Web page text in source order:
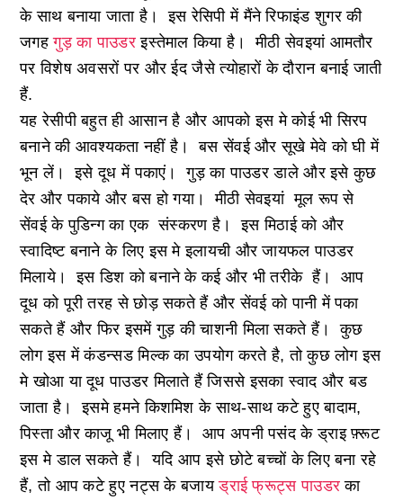
के साथ बनाया जाता है। इस रेसिपी में मैंने रिफाइंड शुगर की
जगहगुड़ का पाउडरइस्तेमाल किया है। मीठी सेवइयां आमतौर
पर विशेष अवसरों पर और ईद जैसे त्योहारों के दौरान बनाई जाती
हैं.
यह रेसीपी बहुत ही आसान है और आपको इस मे कोई भी सिरप
बनाने की आवश्यकता नहीं है। बस सेंवई और सूखे मेवे को घी में
भून लें। इसे दूध में पकाएं। गुड़ का पाउडर डाले और इसे कुछ
देर और पकाये और बस हो गया। मीठी सेवइयां मूल रूप से
सेंवई के पुडिन्ग का एक संस्करण है। इस मिठाई को और
स्वादिष्ट बनाने के लिए इस मे इलायची और जायफल पाउडर
मिलाये। इस डिश को बनाने के कई और भी तरीके हैं। आप
दूध को पूरी तरह से छोड़ सकते हैं और सेंवई को पानी में पका
सकते हैं और फिर इसमें गुड़ की चाशनी मिला सकते हैं। कुछ
लोग इस में कंडन्सड मिल्क का उपयोग करते है, तो कुछ लोग इस
मे खोआ या दूध पाउडर मिलाते हैं जिससे इसका स्वाद और बड
जाता है। इसमे हमने किशमिश के साथ-साथ कटे हुए बादाम,
पिस्ता और काजू भी मिलाए हैं। आप अपनी पसंद के ड्राइ फ़्रूट
इस मे डाल सकते हैं। यदि आप इसे छोटे बच्चों के लिए बना रहे
हैं, तो आप कटे हुए नट्स के बजायड्राई फ्रूट्स पाउडर का